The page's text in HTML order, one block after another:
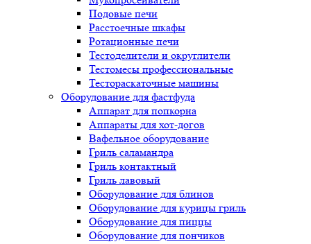
Подовые печи
Расстоечные шкафы
Ротационные печи
Тестоделители и округлители
Тестомесы профессиональные
Тестораскаточные машины
Оборудование для фастфуда
Аппарат для попкорна
Аппараты для хот-догов
Вафельное оборудование
Гриль саламандра
Гриль контактный
Гриль лавовый
Оборудование для блинов
Оборудование для курицы гриль
Оборудование для пиццы
Оборудование для пончиков